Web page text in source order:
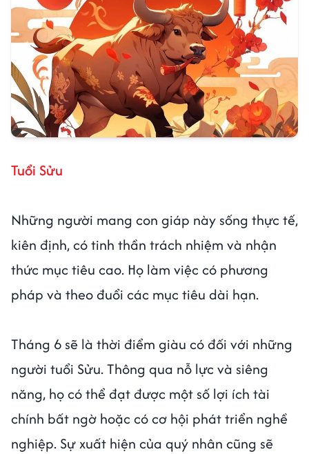
Tuổi Sửu
Những người mang con giáp này sống thực tế,
kiên định, có tinh thần trách nhiệm và nhận
thức mục tiêu cao. Họ làm việc có phương
pháp và theo đuổi các mục tiêu dài hạn.
Tháng 6 sẽ là thời điểm giàu có đối với những
người tuổi Sửu. Thông qua nỗ lực và siêng
năng, họ có thể đạt được một số lợi ích tài
chính bất ngờ hoặc có cơ hội phát triển nghề
nghiệp. Sự xuất hiện của quý nhân cũng sẽ